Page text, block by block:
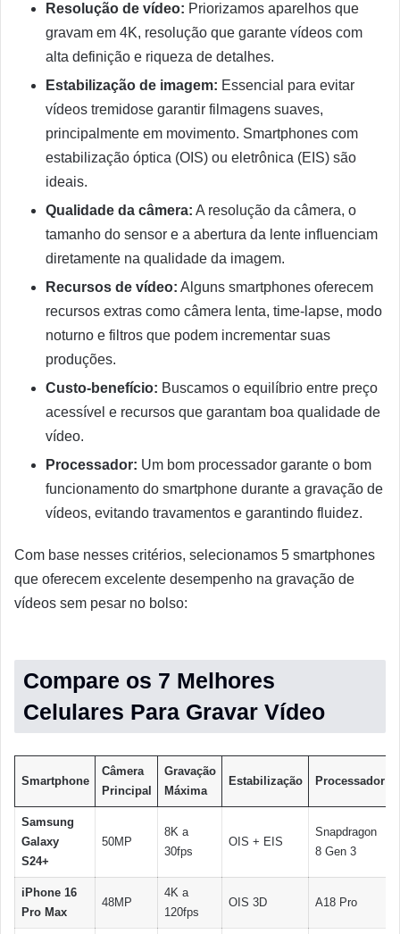
Resolução de vídeo: Priorizamos aparelhos que
gravam em 4K, resolução que garante vídeos com
alta definição e riqueza de detalhes.
Estabilização de imagem: Essencial para evitar
vídeos tremidose garantir filmagens suaves,
principalmente em movimento. Smartphones com
estabilização óptica (OIS) ou eletrônica (EIS) são
ideais.
Qualidade da câmera: A resolução da câmera, o
tamanho do sensor e a abertura da lente influenciam
diretamente na qualidade da imagem.
Recursos de vídeo: Alguns smartphones oferecem
recursos extras como câmera lenta, time-lapse, modo
noturno e filtros que podem incrementar suas
produções.
Custo-benefício: Buscamos o equilíbrio entre preço
acessível e recursos que garantam boa qualidade de
vídeo.
Processador: Um bom processador garante o bom
funcionamento do smartphone durante a gravação de
vídeos, evitando travamentos e garantindo fluidez.
Com base nesses critérios, selecionamos 5 smartphones
que oferecem excelente desempenho na gravação de
vídeos sem pesar no bolso:
Compare os 7 Melhores
Celulares Para Gravar Vídeo
Smartphone
Câmera
Principal
Gravação
Máxima
Estabilização Processador
Samsung
Galaxy
S24+
50MP
8K a
30fps
OIS + EIS
Snapdragon
8 Gen 3
iPhone 16
Pro Max
48MP
4K a
120fps
OIS 3D A18 Pro